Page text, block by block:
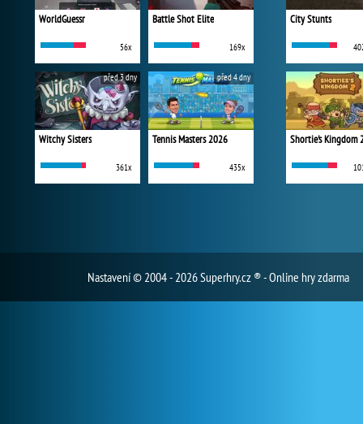
WorldGuessr
56x
Battle Shot Elite
169x
Witchy Sisters
361x
před 3 dny
Tennis Masters 2026
435x
před 4 dny
City Stunts
Shortie's Kingdom
Nastavení© 2004 - 2026 Superhry.cz ® - Online hry zdarma